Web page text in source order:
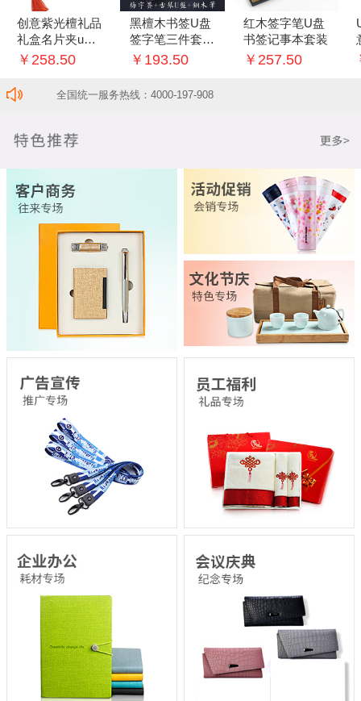
创意紫光檀礼品
礼盒名片夹u盘
中性笔三件套套
￥258.50
黑檀木书签U盘
签字笔三件套创
意套装
￥193.50
红木签字笔U盘
书签记事本套装
￥257.50
全国统一服务热线：4000-197-908